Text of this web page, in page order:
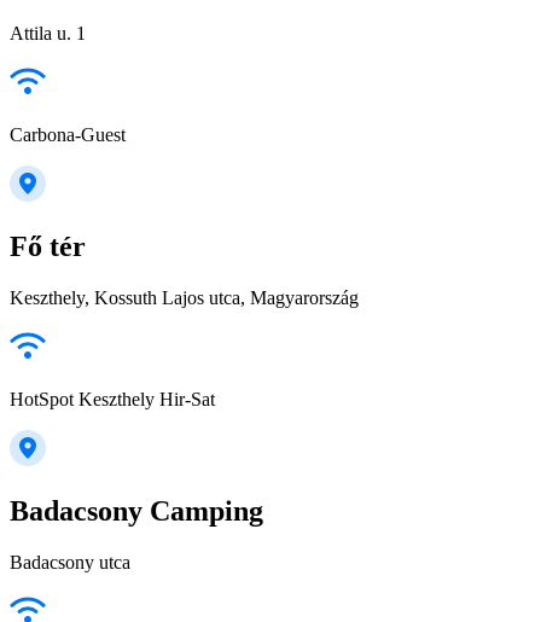
Attila u. 1
Carbona-Guest
Fő tér
Keszthely, Kossuth Lajos utca, Magyarország
HotSpot Keszthely Hir-Sat
Badacsony Camping
Badacsony utca